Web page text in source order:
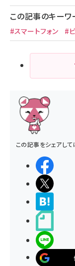
この記事のキーワ
#スマートフォン #
この記事をシェアして